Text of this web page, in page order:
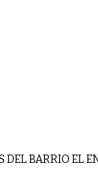
DEL BARRIO EL